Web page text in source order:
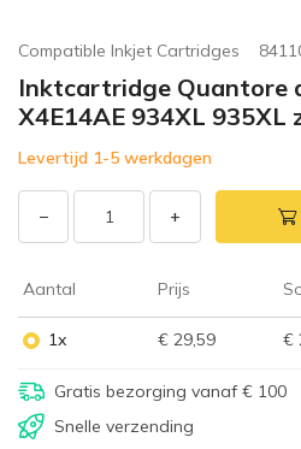
Compatible Inkjet Cartridges
Inktcartridge Quantore
X4E14AE 934XL 935XL
Levertijd 1-5 werkdagen
− +
Aantal Prijs
1x € 29,59 €
Gratis bezorging vanaf € 100
Snelle verzending